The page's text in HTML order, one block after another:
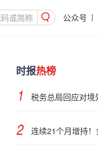
公众号
时报热榜